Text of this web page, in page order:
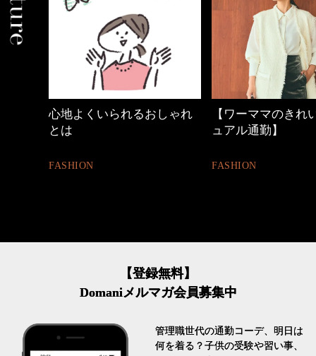
【ワーママのきれいめカジ
ュアル通勤】
FASHION
優木まおみさん「
割。」
LIFESTYLE
【登録無料】
Domaniメルマガ会員募集中
管理職世代の通勤コーデ、明日は
何を着る？子供の受験や習い事、